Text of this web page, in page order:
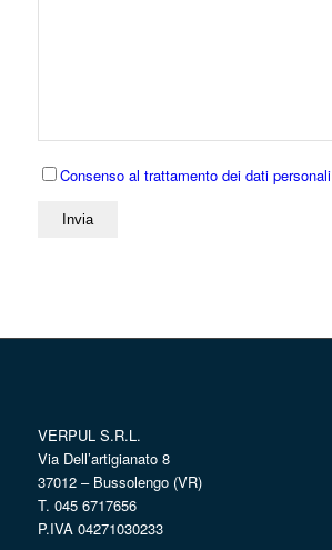
Consenso al trattamento dei dati personali
VERPUL S.R.L.
Via Dell’artigianato 8
37012 – Bussolengo (VR)
T. 045 6717656
P.IVA 04271030233